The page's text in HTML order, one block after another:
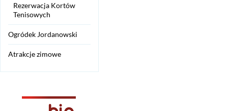
Rezerwacja Kortów
Tenisowych
Ogródek Jordanowski
Atrakcje zimowe